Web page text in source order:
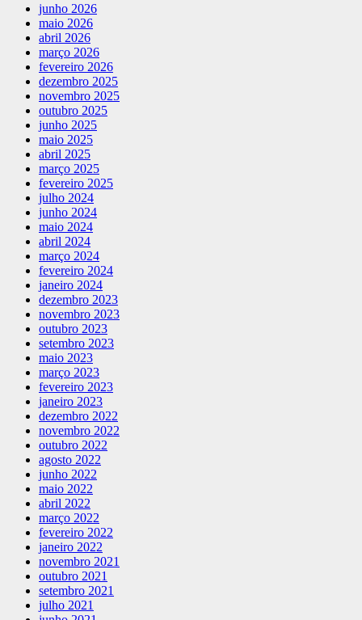
junho 2026
maio 2026
abril 2026
março 2026
fevereiro 2026
dezembro 2025
novembro 2025
outubro 2025
junho 2025
maio 2025
abril 2025
março 2025
fevereiro 2025
julho 2024
junho 2024
maio 2024
abril 2024
março 2024
fevereiro 2024
janeiro 2024
dezembro 2023
novembro 2023
outubro 2023
setembro 2023
maio 2023
março 2023
fevereiro 2023
janeiro 2023
dezembro 2022
novembro 2022
outubro 2022
agosto 2022
junho 2022
maio 2022
abril 2022
março 2022
fevereiro 2022
janeiro 2022
novembro 2021
outubro 2021
setembro 2021
julho 2021